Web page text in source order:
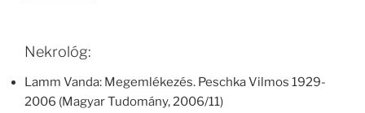
Nekrológ:
Lamm Vanda: Megemlékezés. Peschka Vilmos 1929-
2006 (Magyar Tudomány, 2006/11)